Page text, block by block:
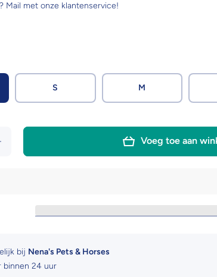
Mail met onze klantenservice!
S M
de
BR jas
Voeg toe aan
bij Nena's Pets & Horses
binnen 24 uur